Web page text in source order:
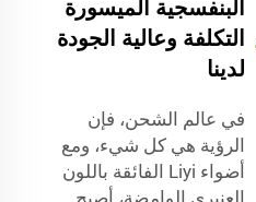
البنفسجية الميسورة
التكلفة وعالية الجودة
لدينا
في عالم الشحن، فإن
الرؤية هي كل شيء، ومع
أضواء Liyi الفائقة باللون
العنبري الوامضة، أصبح